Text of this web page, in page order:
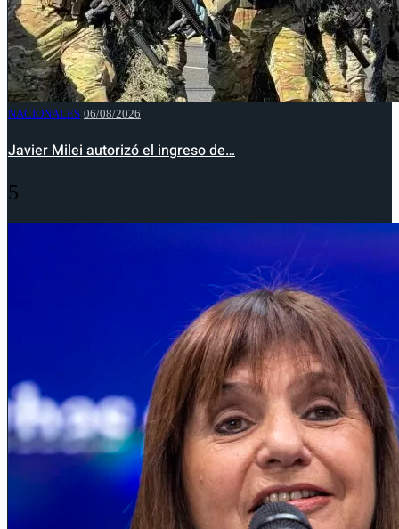
NACIONALES 06/08/2026
Javier Milei autorizó el ingreso de…
5